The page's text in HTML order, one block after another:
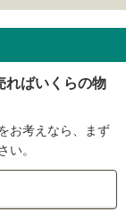
ればいくらの物
お考えなら、まず
。